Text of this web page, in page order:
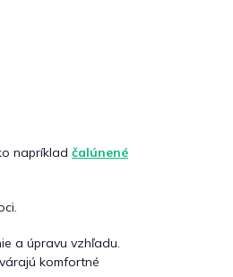
napríklad čalúnené
a úpravu vzhľadu.
komfortné